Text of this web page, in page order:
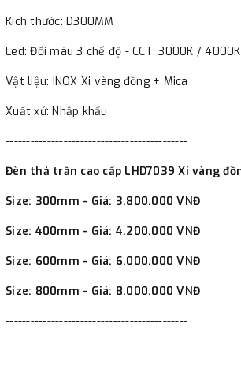
Kích thước: D300MM
Led: Đổi màu 3 chế độ - CCT: 3000K /
Vật liệu: INOX Xi vàng đồng + Mica
Xuất xứ: Nhập khẩu
--------------------------------------------
Đèn thả trần cao cấp LHD7039 Xi vàng
Size: 300mm - Giá: 3.800.000 VNĐ
Size: 400mm - Giá: 4.200.000 VNĐ
Size: 600mm - Giá: 6.000.000 VNĐ
Size: 800mm - Giá: 8.000.000 VNĐ
--------------------------------------------